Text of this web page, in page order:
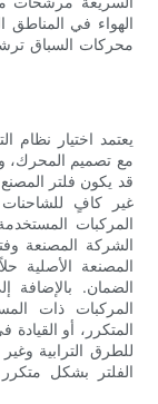
الهواء في المناطق
محركات السباق
يعتمد اختيار نظام
مع تصميم المحرك،
قد يكون فلتر
غير كافٍ للشاحنات
المركبات
الشركة المصنعة
المصنعة الأصلية
الضمان. بالإضافة
المركبات ذات
المتكرر، أو
للطرق الترابية
الفلتر بشكل